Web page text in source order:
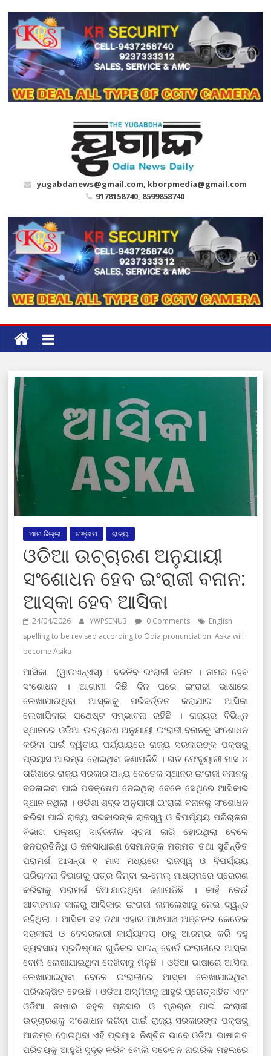
content
yugabdanews@gmail.com, kborpmedia@gmail.com
9178158740, 8599858740
ଆମ ଜିଲ୍ଲା ଗଞ୍ଜାମ ରାଜ୍ୟ
ଓଡିଆ ଉଚ୍ଚାରଣ ଅନୁଯାୟୀ
ସଂଶୋଧନ ହେବ ଇଂରାଜୀ ବନାନ:
ଆସ୍କା ହେବ ଆସିକା
24/04/2026 YWPSENU3 0 Comments
English
spelling to be revised according to Odia pronunciation: Aska will
become Asika
ଆସିକା (ୱାଇଏନ୍‍ଏସ୍‍) : ବଦଳିବ ଇଂରାଜୀ ବନାନ । ନାମର ହେବ
ସଂଶୋଧନ । ଆଗାମୀ କିଛି ଦିନ ପରେ ଇଂରାଜୀ ଭାଷାରେ
ଲେଖାଯାଉଥିବା ଆସ୍କାକୁ ପରିବର୍ତ୍ତନ କରାଯାଇ ଆସିକା
ଲେଖାଯିବାର ଯଥେଷ୍ଟ ସମ୍ଭାବନା ରହିଛି । ରାଜ୍ୟର ବିଭିନ୍ନ
ସ୍ଥାନରେ ଓଡିଆ ଉଚ୍ଚାରଣ ଅନୁଯାୟୀ ଇଂରାଜୀ ବନାନକୁ ସଂଶୋଧନ
କରିବା ପାଇଁ ଦ୍ୱିତୀୟ ପର୍ଯ୍ୟାୟରେ ରାଜ୍ୟ ସରକାରଙ୍କ ପକ୍ଷରୁ
ପ୍ରୟାସ ଆରମ୍ଭ ହୋଇଥିବା ଜଣାପଡିଛି । ଗତ ଫେବୃୟାରୀ ମାସ ୪
ତାରିଖରେ ରାଜ୍ୟ ସରକାର ଅନ୍ୟ କେତେକ ସ୍ଥାନର ଇଂରାଜୀ ବନାନକୁ
ବଦଳାଇବା ପାଇଁ ପଦକ୍ଷେପ ନେଇଥିଲା ବେଳେ ସେଥିରେ ଆସିକାର
ସ୍ଥାନ ନଥିଲା । ଓଡିଶା ଶବ୍ଦ ଅନୁଯାୟୀ ଇଂରାଜୀ ବନାନକୁ ସଂଶୋଧନ
କରିବା ପାଇଁ ରାଜ୍ୟ ସରକାରଙ୍କ ରାଜସ୍ୱ ଓ ବିପର୍ଯ୍ୟୟ ପରିଚାଳନା
ବିଭାଗ ପକ୍ଷରୁ ସାର୍ବଜନୀନ ସୂଚନା ଜାରି ହୋଇଥିଲା ବେଳେ
ଜନପ୍ରତିନିଧି ଓ ଜନସାଧାରଣ ସେମାନଙ୍କ ମତାମତ ତଥା ସୁଚିନ୍ତିତ
ପରାମର୍ଶ ଆସନ୍ତା ୧ ମାସ ମଧ୍ୟରେ ରାଜସ୍ୱ ଓ ବିପର୍ଯ୍ୟୟ
ପରିଚାଳନା ବିଭାଗକୁ ପତ୍ର କିମ୍ବା ଇ-ମେଲ୍‍ ମାଧ୍ୟମରେ ପ୍ରେରଣ
କରିବାକୁ ପରାମର୍ଶ ଦିଆଯାଇଥିବା ଜଣାପଡିଛି । କାହିଁ କେଉଁ
ଆବାହମାନ କାଳରୁ ଆସିକାର ଇଂରାଜୀ ନାମଲେଖାକୁ ନେଇ ଦ୍ୱନ୍ଦ
ରହିଥିଲା । ଆସିକା ସହ ତଥା ଏହାର ଆଖପାଖ ଅଞ୍ଚଳର କେତେକ
ସରକାରୀ ଓ ବେସରକାରୀ କାର୍ଯ୍ୟାଳୟ ଠାରୁ ଆରମ୍ଭ କରି ବହୁ
ବ୍ୟବସାୟ ପ୍ରତିଷ୍ଠାନ ଗୁଡିକର ସାଇନ୍‍ ବୋର୍ଡ ଇଂରାଜୀରେ ଆସ୍କା
ବୋଲି ଲେଖାଯାଇଥିବା ଦେଖିବାକୁ ମିଳୁଛି । ଓଡିଆ ଭାଷାରେ ଆସିକା
ଲେଖାଯାଇଥିବା ବେଳେ ଇଂରାଜୀରେ ଆସ୍କା ଲେଖାଯାଇଥିବା
ପରିଲକ୍ଷିତ ହେଉଛି । ଓଡିଆ ଅସ୍ମିତାକୁ ଆହୁରି ପ୍ରୋତ୍ସାହିତ ଏବଂ
ଓଡିଆ ଭାଷାର ବହୁଳ ପ୍ରସାର ଓ ପ୍ରଚାର ପାଇଁ ଇଂରାଜୀ
ଉଚ୍ଚାରଣକୁ ସଂଶୋଧନ କରିବା ପାଇଁ ରାଜ୍ୟ ସରକାରଙ୍କ ପକ୍ଷରୁ
ଆରମ୍ଭ ହୋଇଥିବା ଏହି ପ୍ରୟାସ ନିଶ୍ଚିତ ଭାବେ ଓଡିଆ ଭାଷାଗତ
ପରିଚୟକୁ ଆହୁରି ସୁଦୃଢ କରିବ ବୋଲି ସଚେତନ ନାଗରିକ ମହଲରେ